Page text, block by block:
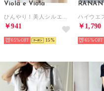
Viola e Viola
￥941
65% 15
RANAN
￥1,790
65%